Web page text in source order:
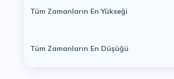
Tüm Zamanların En Yükseği
Tüm Zamanların En Düşüğü